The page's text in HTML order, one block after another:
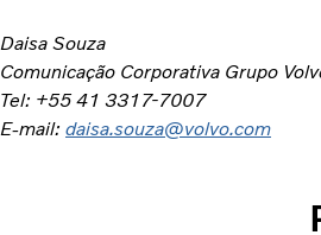
Daisa Souza
Comunicação Corporativa Grupo
Tel: +55 41 3317-7007
E-mail: daisa.souza@volvo.com